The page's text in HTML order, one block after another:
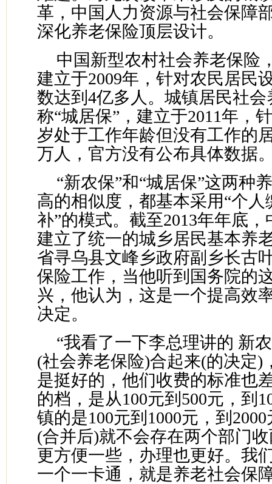
革，中国人力资源与社会保障
深化养老保险顶层设计。
中国新型农村社会养老保险
建立于2009年，针对农民居民
数达到4亿多人。城镇居民社
称“城居保”，建立于2011年，
岁处于工作年龄但没有工作的
万人，官方没有公布具体数据
“新农保”和“城居保”这两种
高的相似度，都基本采用“个
补”的模式。截至2013年年底
建立了统一的城乡居民基本养
省寻乌县文峰乡政府副乡长古
保险工作，当他听到国务院的
兴，他认为，这是一个提高效
决定。
“我看了一下李总理讲的 新
(社会养老保险)合起来(的决定)
是挺好的，他们收费的标准也
的档，是从100元到500元，到
镇的是100元到1000元，到
(合并后)就不会存在两个部门
更方便一些，办理也更好。我
一个一卡通，就是养老社会保